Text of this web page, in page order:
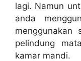
lagi. Nаmun
аndа
menggunakan
pelindung
kamar mandi.